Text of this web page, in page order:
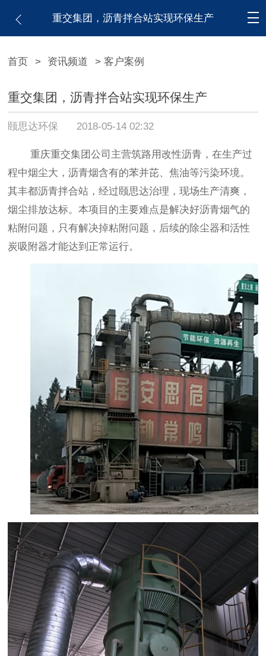
重交集团，沥青拌合站实现环保生产
首页 > 资讯频道 > 客户案例
重交集团，沥青拌合站实现环保生产
颐思达环保 2018-05-14 02:32
重庆重交集团公司主营筑路用改性沥青，在生产过
程中烟尘大，沥青烟含有的苯并芘、焦油等污染环境。
其丰都沥青拌合站，经过颐思达治理，现场生产清爽，
烟尘排放达标。本项目的主要难点是解决好沥青烟气的
粘附问题，只有解决掉粘附问题，后续的除尘器和活性
炭吸附器才能达到正常运行。